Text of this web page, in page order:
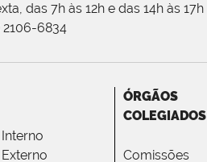
das 7h às 12h e das 14h às 17h
2106-6834
ÓRGÃOS
COLEGIADOS
Comissões